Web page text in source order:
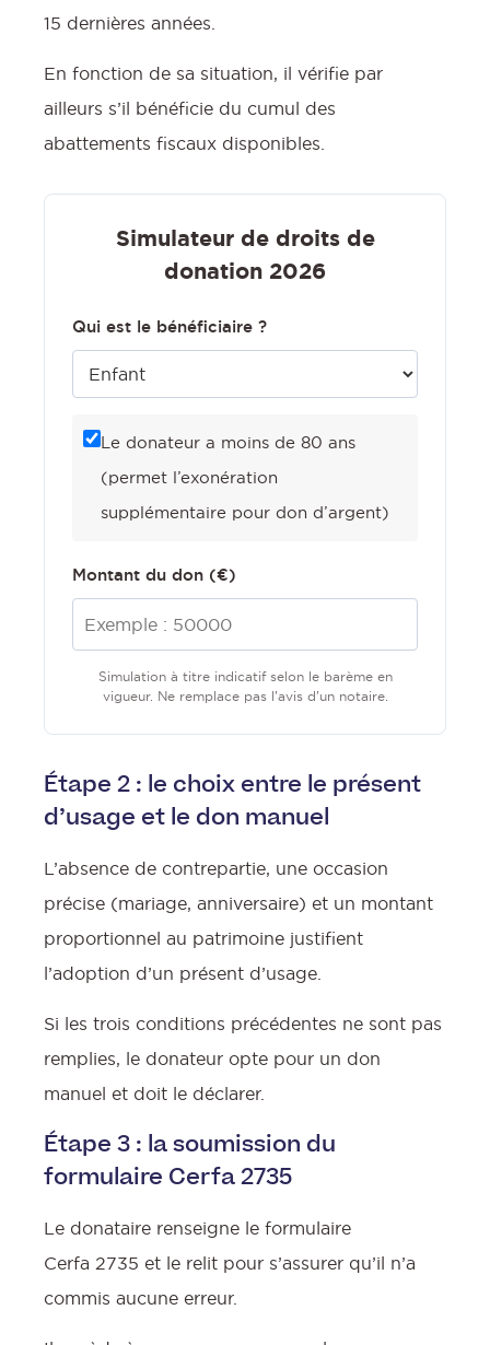
15 dernières années.
En fonction de sa situation, il vérifie par
ailleurs s’il bénéficie du cumul des
abattements fiscaux disponibles.
Simulateur de droits de
donation 2026
Qui est le bénéficiaire ?
Le donateur a moins de 80 ans
(permet l’exonération
supplémentaire pour don d’argent)
Montant du don (€)
Simulation à titre indicatif selon le barème en
vigueur. Ne remplace pas l’avis d’un notaire.
Étape 2 : le choix entre le présent
d’usage et le don manuel
L’absence de contrepartie, une occasion
précise (mariage, anniversaire) et un montant
proportionnel au patrimoine justifient
l’adoption d’un présent d’usage.
Si les trois conditions précédentes ne sont pas
remplies, le donateur opte pour un don
manuel et doit le déclarer.
Étape 3 : la soumission du
formulaire Cerfa 2735
Le donataire renseigne le formulaire
Cerfa 2735 et le relit pour s’assurer qu’il n’a
commis aucune erreur.